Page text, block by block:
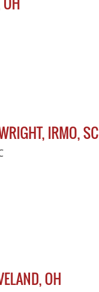
IRMO, SC
OH